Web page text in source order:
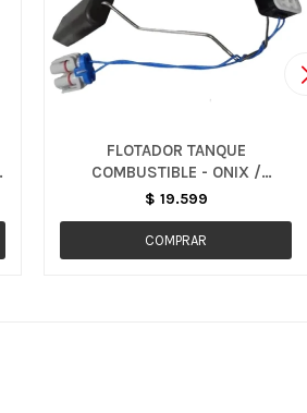
FLOTADOR TANQUE
COMBUSTIBLE - ONIX /
MONTANA / TRACKER
$ 19.599